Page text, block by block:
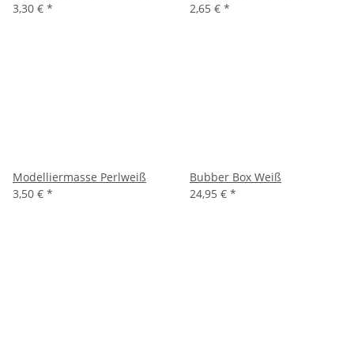
3,30 € *
2,65 € *
Modelliermasse Perlweiß
3,50 € *
Bubber Box Weiß
24,95 € *